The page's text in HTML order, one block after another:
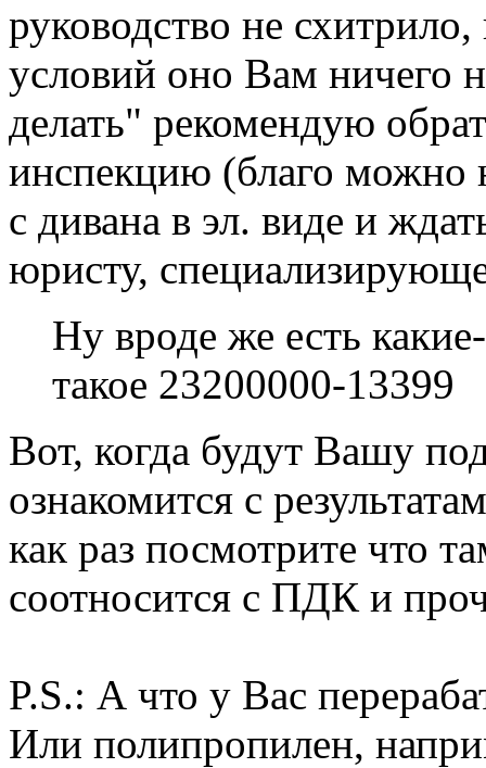
руководство не
условий оно Вам ничего
делать" рекомендую
инспекцию (благо можно
с дивана в эл. виде и
юристу,
Ну вроде же есть
такое 23200000-13399
Вот, когда будут Вашу
ознакомится с
как раз посмотрите что
соотносится с ПДК и
P.S.: А что у Вас
Или полипропилен,